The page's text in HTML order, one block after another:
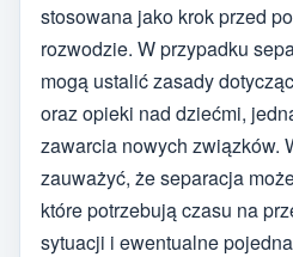
stosowana jako krok przed
rozwodzie. W przypadku
mogą ustalić zasady
oraz opieki nad dziećmi,
zawarcia nowych związków.
zauważyć, że separacja
które potrzebują czasu na
sytuacji i ewentualne